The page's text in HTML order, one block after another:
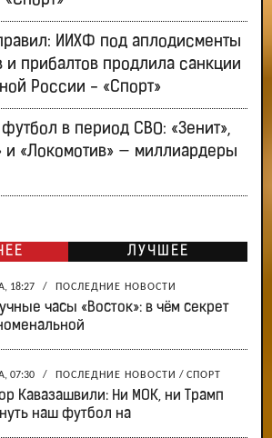
ИИХФ под аплодисменты
и прибалтов продлила санкции
России - «Спорт»
в период СВО: «Зенит»,
и «Локомотив» — миллиардеры
ЛУЧШЕЕ
18:27 / ПОСЛЕДНИЕ НОВОСТИ
часы «Восток»: в чём секрет
07:30 / ПОСЛЕДНИЕ НОВОСТИ / СПОРТ
Кавазашвили: Ни МОК, ни Трамп
наш футбол на